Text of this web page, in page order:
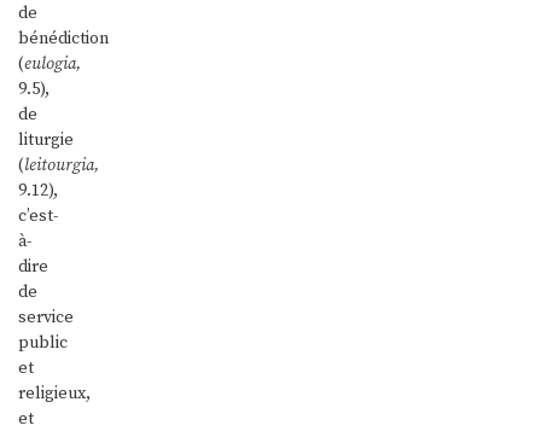
de
bénédiction
(eulogia,
9.5),
de
liturgie
(leitourgia,
9.12),
c’est-
à-
dire
de
service
public
et
religieux,
et